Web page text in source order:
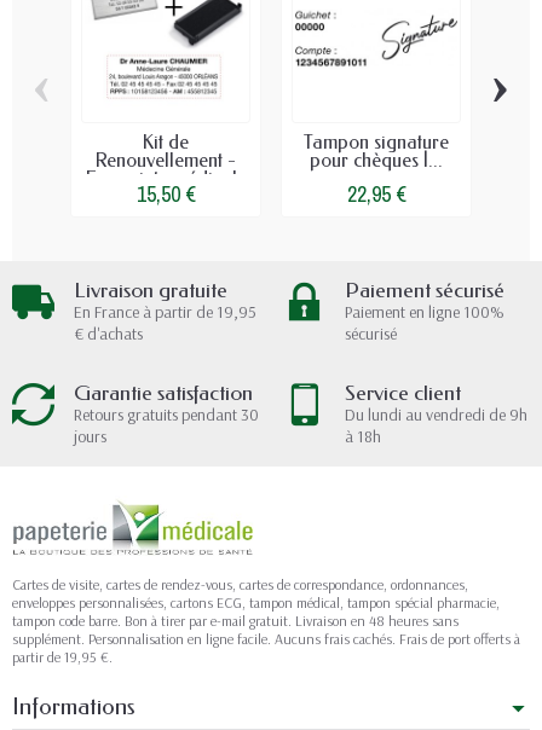
Kit de
Renouvellement -
Empreinte médicale
15,50 €
Tampon signature
pour chèques |...
22,95 €
‹ ›
Livraison gratuite
En France à partir de 19,95
€ d'achats
Paiement sécurisé
Paiement en ligne 100%
sécurisé
Garantie satisfaction
Retours gratuits pendant 30
jours
Service client
Du lundi au vendredi de 9h
à 18h
Cartes de visite, cartes de rendez-vous, cartes de correspondance, ordonnances,
enveloppes personnalisées, cartons ECG, tampon médical, tampon spécial pharmacie,
tampon code barre. Bon à tirer par e-mail gratuit. Livraison en 48 heures sans
supplément. Personnalisation en ligne facile. Aucuns frais cachés. Frais de port offerts à
partir de 19,95 €.
Informations